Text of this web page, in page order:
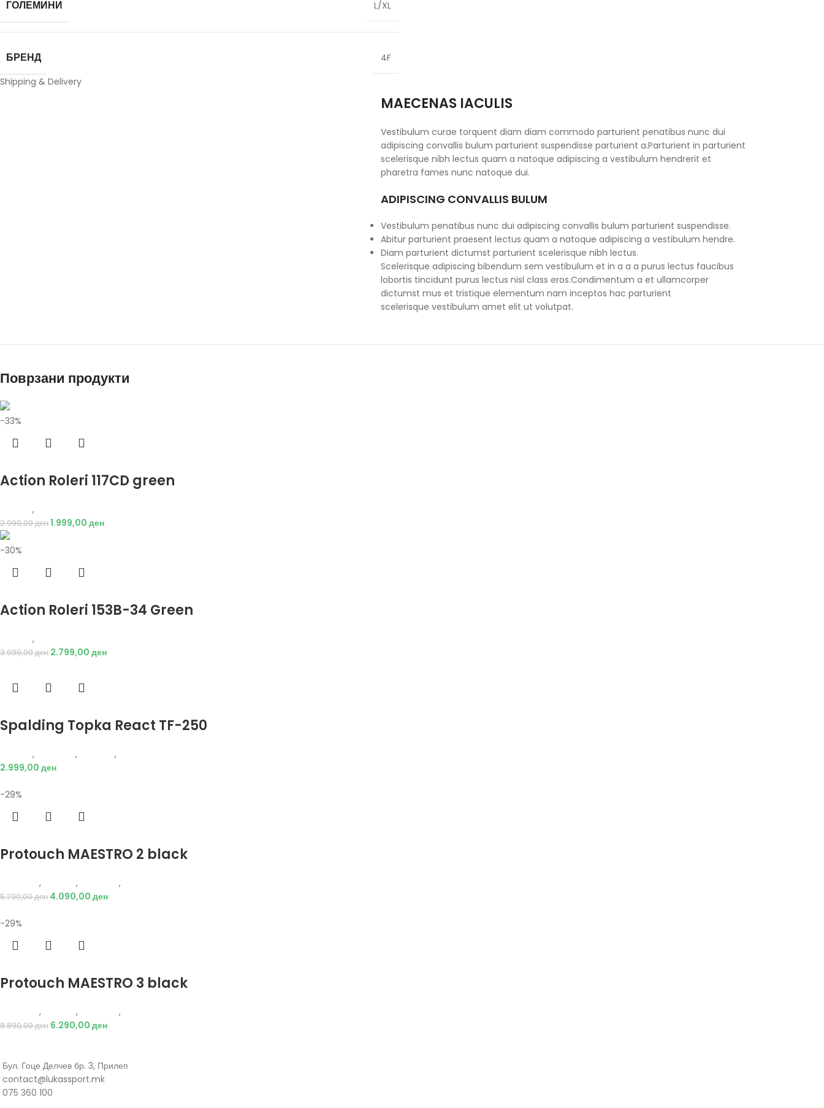
ГОЛЕМИНИ L/XL
БРЕНД
4F
Shipping & Delivery
MAECENAS IACULIS
Vestibulum curae torquent diam diam commodo parturient penatibus nunc dui
adipiscing convallis bulum parturient suspendisse parturient a.Parturient in parturient
scelerisque nibh lectus quam a natoque adipiscing a vestibulum hendrerit et
pharetra fames nunc natoque dui.
ADIPISCING CONVALLIS BULUM
Vestibulum penatibus nunc dui adipiscing convallis bulum parturient suspendisse.
Abitur parturient praesent lectus quam a natoque adipiscing a vestibulum hendre.
Diam parturient dictumst parturient scelerisque nibh lectus.
Scelerisque adipiscing bibendum sem vestibulum et in a a a purus lectus faucibus
lobortis tincidunt purus lectus nisl class eros.Condimentum a et ullamcorper
dictumst mus et tristique elementum nam inceptos hac parturient
scelerisque vestibulum amet elit ut volutpat.
Поврзани продукти
-33%
Action Roleri 117CD green
,
2.999,00ден1.999,00 ден
-30%
Action Roleri 153B-34 Green
,
3.999,00ден 2.799,00 ден
Spalding Topka React TF-250
, , ,
2.999,00 ден
-29%
Protouch MAESTRO 2 black
, , ,
5.790,00ден 4.090,00 ден
-29%
Protouch MAESTRO 3 black
, , ,
8.890,00ден 6.290,00 ден
Бул. Гоце Делчев бр. 3, Прилеп
contact@lukassport.mk
075 360 100